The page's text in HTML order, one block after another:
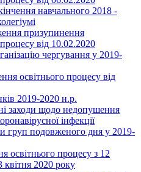
навчального 2018 -
призупинення
від 10.02.2020
чергування у 2019-
освітнього процесу від
2019-2020 н.р.
заходи щодо недопушення
інфекції
груп подовженого дня у 2019-
освітнього процесу з 12
квітня 2020 року